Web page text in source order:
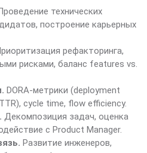
технических
построение карьерных
рефакторинга,
рисками, баланс features vs.
DORA-метрики (deployment
cycle time, flow efficiency.
Декомпозиция задач, оценка
с Product Manager.
Развитие инженеров,